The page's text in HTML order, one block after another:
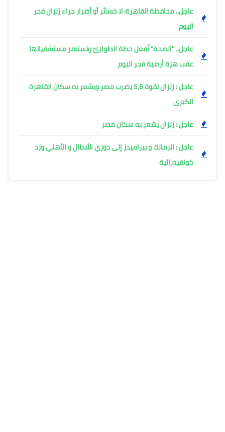
عاجل.. محافظة القاهرة: لا خسائر أو أضرار جراء زلزال فجر
اليوم
عاجل.. "الصحة" تُفعل خطة الطوارئ وتستنفر مستشفياتها
عقب هزة أرضية فجر اليوم ​
عاجل : زلزال بقوة 5,6 يضرب مصر ويشعر به سكان القاهرة
الكبرى
عاجل : زلزال يشعر به سكان مصر
عاجل : الزمالك و بيراميدز إلى دوري الأبطال و الأهلي وزد
كونفيدرالية